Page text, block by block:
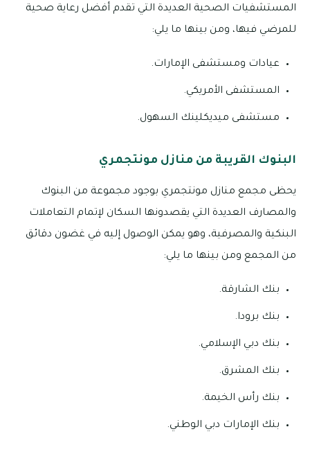
المستشفيات الصحية العديدة التي تقدم أفضل رعاية صحية
للمرضي فيها، ومن بينها ما يلي:
عيادات ومستشفى الإمارات.
المستشفى الأمريكي.
مستشفى ميديكلينك السهول.
البنوك القريبة من منازل مونتجمري
يحظى مجمع منازل مونتجمري بوجود مجموعة من البنوك
والمصارف العديدة التي يقصدونها السكان لإتمام التعاملات
البنكية والمصرفية، وهو يمكن الوصول إليه في غضون دقائق
من المجمع ومن بينها ما يلي:
بنك الشارقة.
بنك برودا.
بنك دبي الإسلامي.
بنك المشرق.
بنك رأس الخيمة.
بنك الإمارات دبي الوطني.